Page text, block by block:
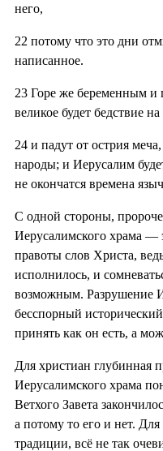
него,
22 потому что это дни
написанное.
23 Горе же беременным и
великое будет бедствие
24 и падут от острия
народы; и Иерусалим
не окончатся времена
С одной стороны,
Иерусалимского храма —
правоты слов Христа,
исполнилось, и
возможным. Разрушение
бесспорный
принять как он есть, а
Для христиан глубинная
Иерусалимского храма
Ветхого Завета
а потому то его и нет.
традиции, всё не так